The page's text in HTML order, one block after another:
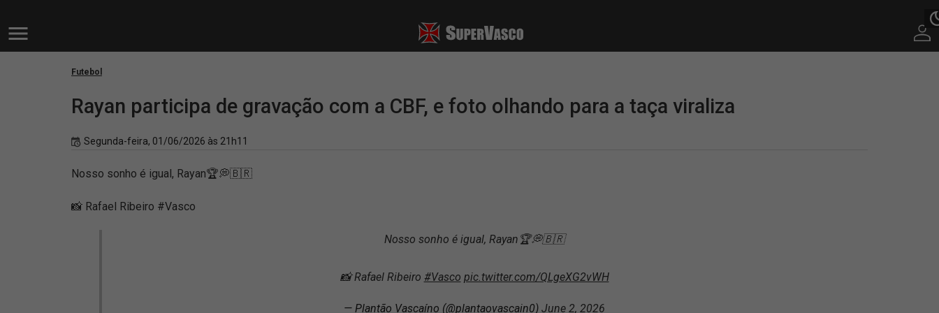
Futebol
Rayan participa de gravação com a CBF, e foto olhando para a taça viraliza
Segunda-feira, 01/06/2026 às 21h11
Nosso sonho é igual, Rayan🏆💭🇧🇷
📸 Rafael Ribeiro #Vasco
Nosso sonho é igual, Rayan🏆💭🇧🇷
📸 Rafael Ribeiro #Vasco pic.twitter.com/QLgeXG2vWH
— Plantão Vascaíno (@plantaovascain0) June 2, 2026